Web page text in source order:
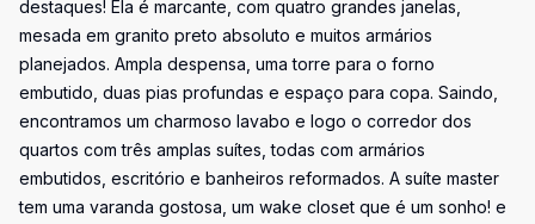
destaques! Ela é marcante, com quatro grandes janelas,
mesada em granito preto absoluto e muitos armários
planejados. Ampla despensa, uma torre para o forno
embutido, duas pias profundas e espaço para copa. Saindo,
encontramos um charmoso lavabo e logo o corredor dos
quartos com três amplas suítes, todas com armários
embutidos, escritório e banheiros reformados. A suíte master
tem uma varanda gostosa, um wake closet que é um sonho! e